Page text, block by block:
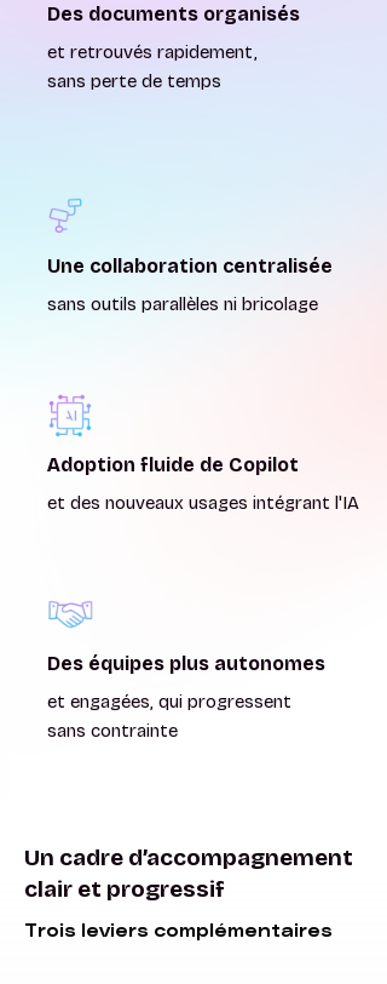
Des documents organisés
et retrouvés rapidement,
sans perte de temps
Une collaboration centralisée
sans outils parallèles ni bricolage
Adoption fluide de Copilot
et des nouveaux usages intégrant l'IA
Des équipes plus autonomes
et engagées, qui progressent
sans contrainte
Un cadre d’accompagnement
clair et progressif
Trois leviers complémentaires
Trois leviers complémentaires